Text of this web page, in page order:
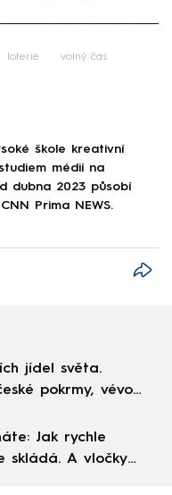
loterie volný čas
škole kreativní
médií na
dubna 2023 působí
Prima NEWS.
jídel světa.
pokrmy, vévodí
Jak rychle
skládá. A vločky